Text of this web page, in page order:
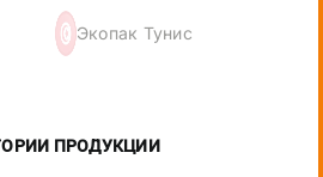
Экопак Тунис
ПРОДУКЦИИ